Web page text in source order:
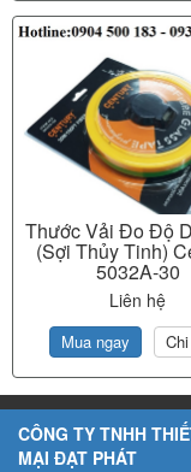
Thước Vải Đo Độ
(Sợi Thủy Tinh)
5032A-30
Liên hệ
Mua ngay
CÔNG TY TNHH
MẠI ĐẠT PHÁT